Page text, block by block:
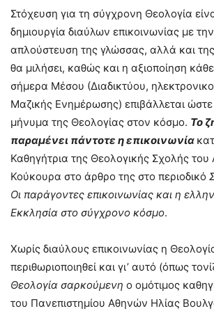
Στόχευση για τη σύγχρονη Θεολογία
δημιουργία διαύλων επικοινωνίας με
απλούστευση της γλώσσας, αλλά και
θα μιλήσει, καθώς και η αξιοποίηση
σήμερα Μέσου (Διαδικτύου,
Μαζικής Ενημέρωσης) επιβάλλεται
μήνυμα της Θεολογίας στον κόσμο. Το
παραμένει πάντοτε η επικοινωνία
Καθηγήτρια της Θεολογικής Σχολής
Κούκουρα στο άρθρο της στο περιοδικό
Οι παράγοντες επικοινωνίας και η
Εκκλησία στο σύγχρονο κόσμο.
Χωρίς διαύλους επικοινωνίας η
περιθωριοποιηθεί και γι’ αυτό (όπως
Θεολογία σαρκούμενη ο ομότιμος
του Πανεπιστημίου Αθηνών Ηλίας